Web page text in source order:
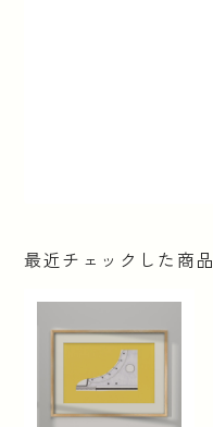
最近チェックした商品